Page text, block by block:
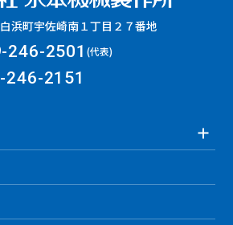
浜町宇佐崎南１丁目２７番地
246-2501(代表)
246-2151